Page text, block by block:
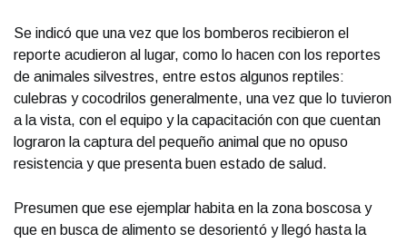
Se indicó que una vez que los bomberos recibieron el
reporte acudieron al lugar, como lo hacen con los reportes
de animales silvestres, entre estos algunos reptiles:
culebras y cocodrilos generalmente, una vez que lo tuvieron
a la vista, con el equipo y la capacitación con que cuentan
lograron la captura del pequeño animal que no opuso
resistencia y que presenta buen estado de salud.
Presumen que ese ejemplar habita en la zona boscosa y
que en busca de alimento se desorientó y llegó hasta la